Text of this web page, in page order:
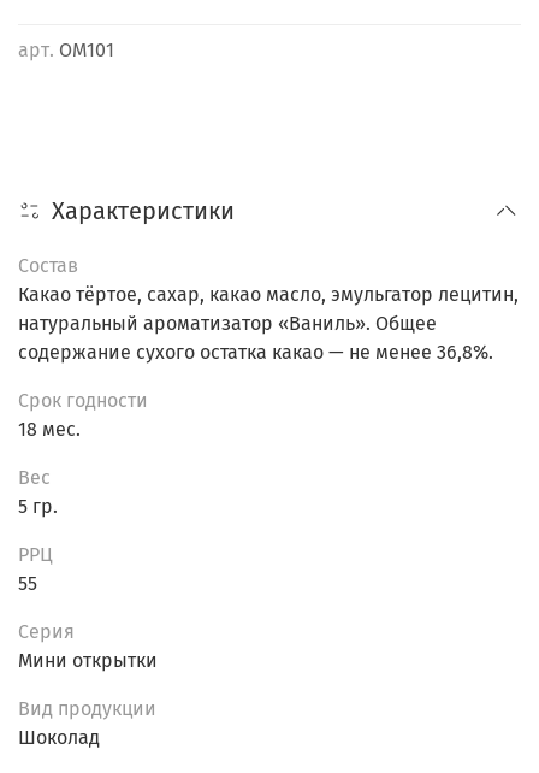
арт. ОМ101
Характеристики
Состав
Какао тёртое, сахар, какао масло, эмульгатор лецитин,
натуральный ароматизатор «Ваниль». Общее
содержание сухого остатка какао — не менее 36,8%.
Срок годности
18 мес.
Вес
5 гр.
РРЦ
55
Серия
Мини открытки
Вид продукции
Шоколад